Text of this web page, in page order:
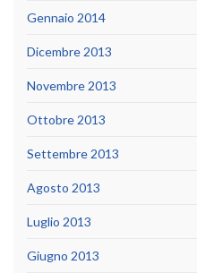
Gennaio 2014
Dicembre 2013
Novembre 2013
Ottobre 2013
Settembre 2013
Agosto 2013
Luglio 2013
Giugno 2013